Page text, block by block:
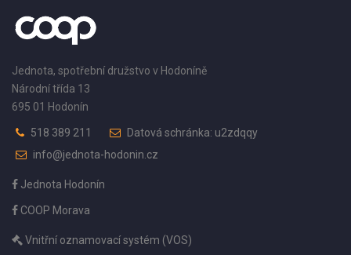
Jednota, spotřební družstvo v Hodoníně
Národní třída 13
695 01 Hodonín
518 389 211
Datová schránka: u2zdqqy
info@jednota-hodonin.cz
Jednota Hodonín
COOP Morava
Vnitřní oznamovací systém (VOS)